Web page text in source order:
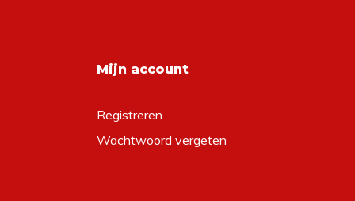
Mijn account
Registreren
Wachtwoord vergeten